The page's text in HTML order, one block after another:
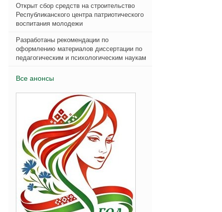
Открыт сбор средств на строительство
Республиканского центра патриотического
воспитания молодежи
Разработаны рекомендации по
оформлению материалов диссертации по
педагогическим и психологическим наукам
Все анонсы